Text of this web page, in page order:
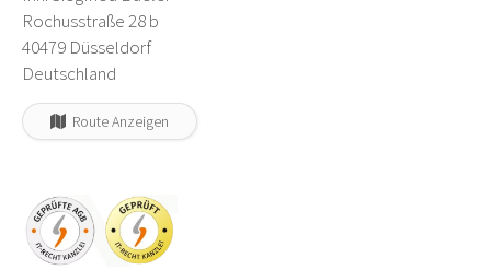
Rochusstraße 28 b
40479 Düsseldorf
Deutschland
Route Anzeigen